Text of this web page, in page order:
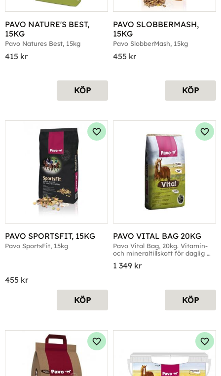
PAVO NATURE'S BEST,
15KG
Pavo Natures Best, 15kg
415 kr
KÖP
PAVO SLOBBERMASH,
15KG
Pavo SlobberMash, 15kg
455 kr
KÖP
PAVO SPORTSFIT, 15KG
Pavo SportsFit, 15kg
455 kr
Lägg till i favoriter
KÖP
PAVO VITAL BAG 20KG
Pavo Vital Bag, 20kg. Vitamin-
och mineraltillskott för daglig
1 349 kr
KÖP
Lägg till i favoriter